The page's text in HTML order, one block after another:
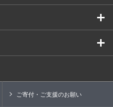
ご寄付・ご支援のお願い